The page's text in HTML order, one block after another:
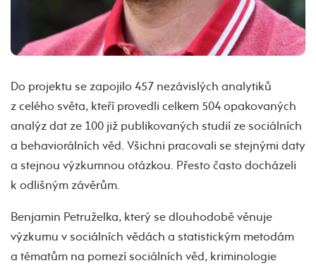
Do projektu se zapojilo 457 nezávislých analytiků
z celého světa, kteří provedli celkem 504 opakovaných
analýz dat ze 100 již publikovaných studií ze sociálních
a behaviorálních věd. Všichni pracovali se stejnými daty
a stejnou výzkumnou otázkou. Přesto často docházeli
k odlišným závěrům.
Benjamin Petruželka, který se dlouhodobě věnuje
výzkumu v sociálních vědách a statistickým metodám
a tématům na pomezí sociálních věd, kriminologie